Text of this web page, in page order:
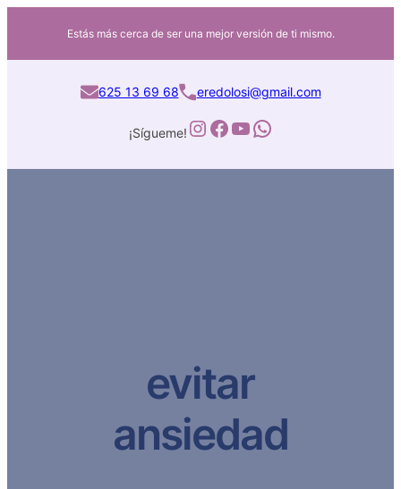
Estás más cerca de ser una mejor versión de ti mismo.
625 13 69 68 eredolosi@gmail.com
¡Sígueme!Instagram Facebook YouTube WhatsApp
evitar
ansiedad